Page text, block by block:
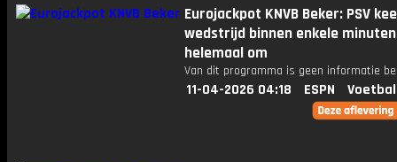
Eurojackpot KNVB Beker: PSV
wedstrijd binnen enkele minuten
helemaal om
Van dit programma is geen informatie
11-04-2026 04:18 ESPN